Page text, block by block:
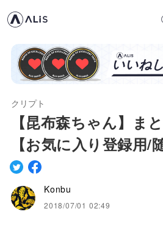
クリプト
【昆布森ちゃん】ま
【お気に入り登録用/
Konbu
2018/07/01 02:49